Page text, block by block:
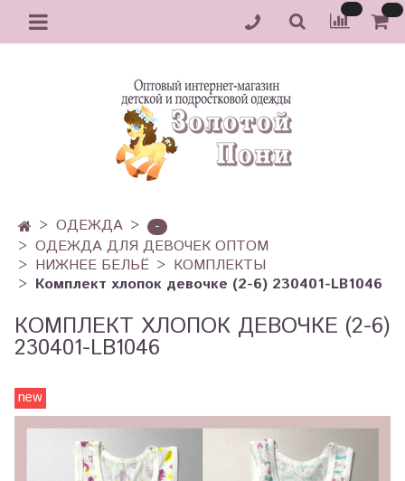
ОДЕЖДА
-
ОДЕЖДА ДЛЯ ДЕВОЧЕК ОПТОМ
НИЖНЕЕ БЕЛЬЁ
КОМПЛЕКТЫ
Комплект хлопок девочке (2-6) 230401-LB1046
КОМПЛЕКТ ХЛОПОК ДЕВОЧКЕ (2-6)
230401-LB1046
new